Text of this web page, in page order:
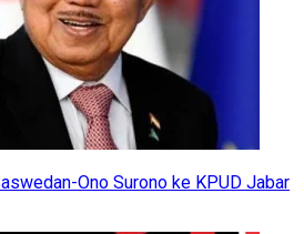
Ono Surono ke KPUD Jabar